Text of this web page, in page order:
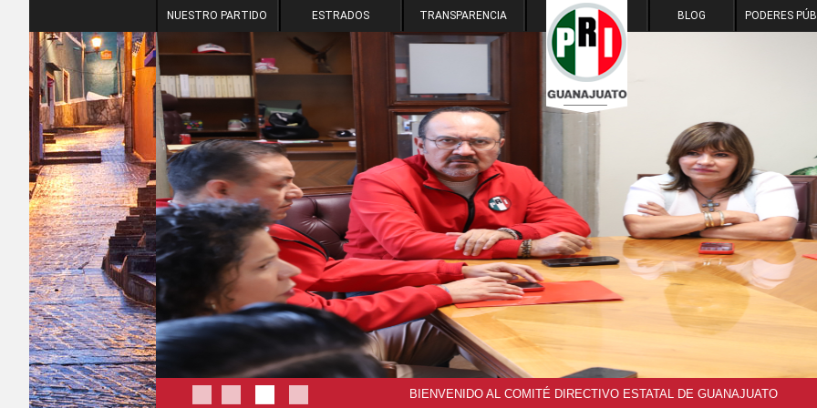
NUESTRO PARTIDO ESTRADOS TRANSPARENCIA BLOG PODERES
BIENVENIDO AL COMITÉ DIRECTIVO ESTATAL DE GUANAJUATO